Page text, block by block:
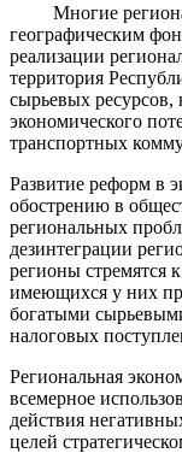
Многие
географическим
реализации
территория
сырьевых
экономического
транспортных
Развитие реформ в
обострению в
региональных
дезинтеграции
регионы стремятся
имеющихся у них
богатыми
налоговых
Региональная
всемерное
действия
целей